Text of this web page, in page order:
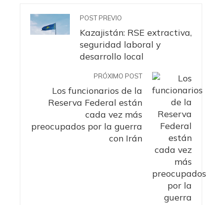
POST PREVIO
Kazajistán: RSE extractiva,
seguridad laboral y
desarrollo local
PRÓXIMO POST
Los funcionarios de la
Reserva Federal están
cada vez más
preocupados por la guerra
con Irán